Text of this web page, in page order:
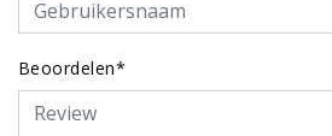
Beoordelen*